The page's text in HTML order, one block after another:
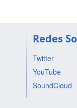
Redes
Twitter
YouTube
SoundCloud